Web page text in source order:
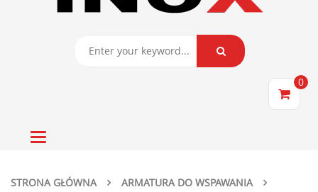
0
Toggle
STRONA GŁÓWNA
ARMATURA DO WSPAWANIA